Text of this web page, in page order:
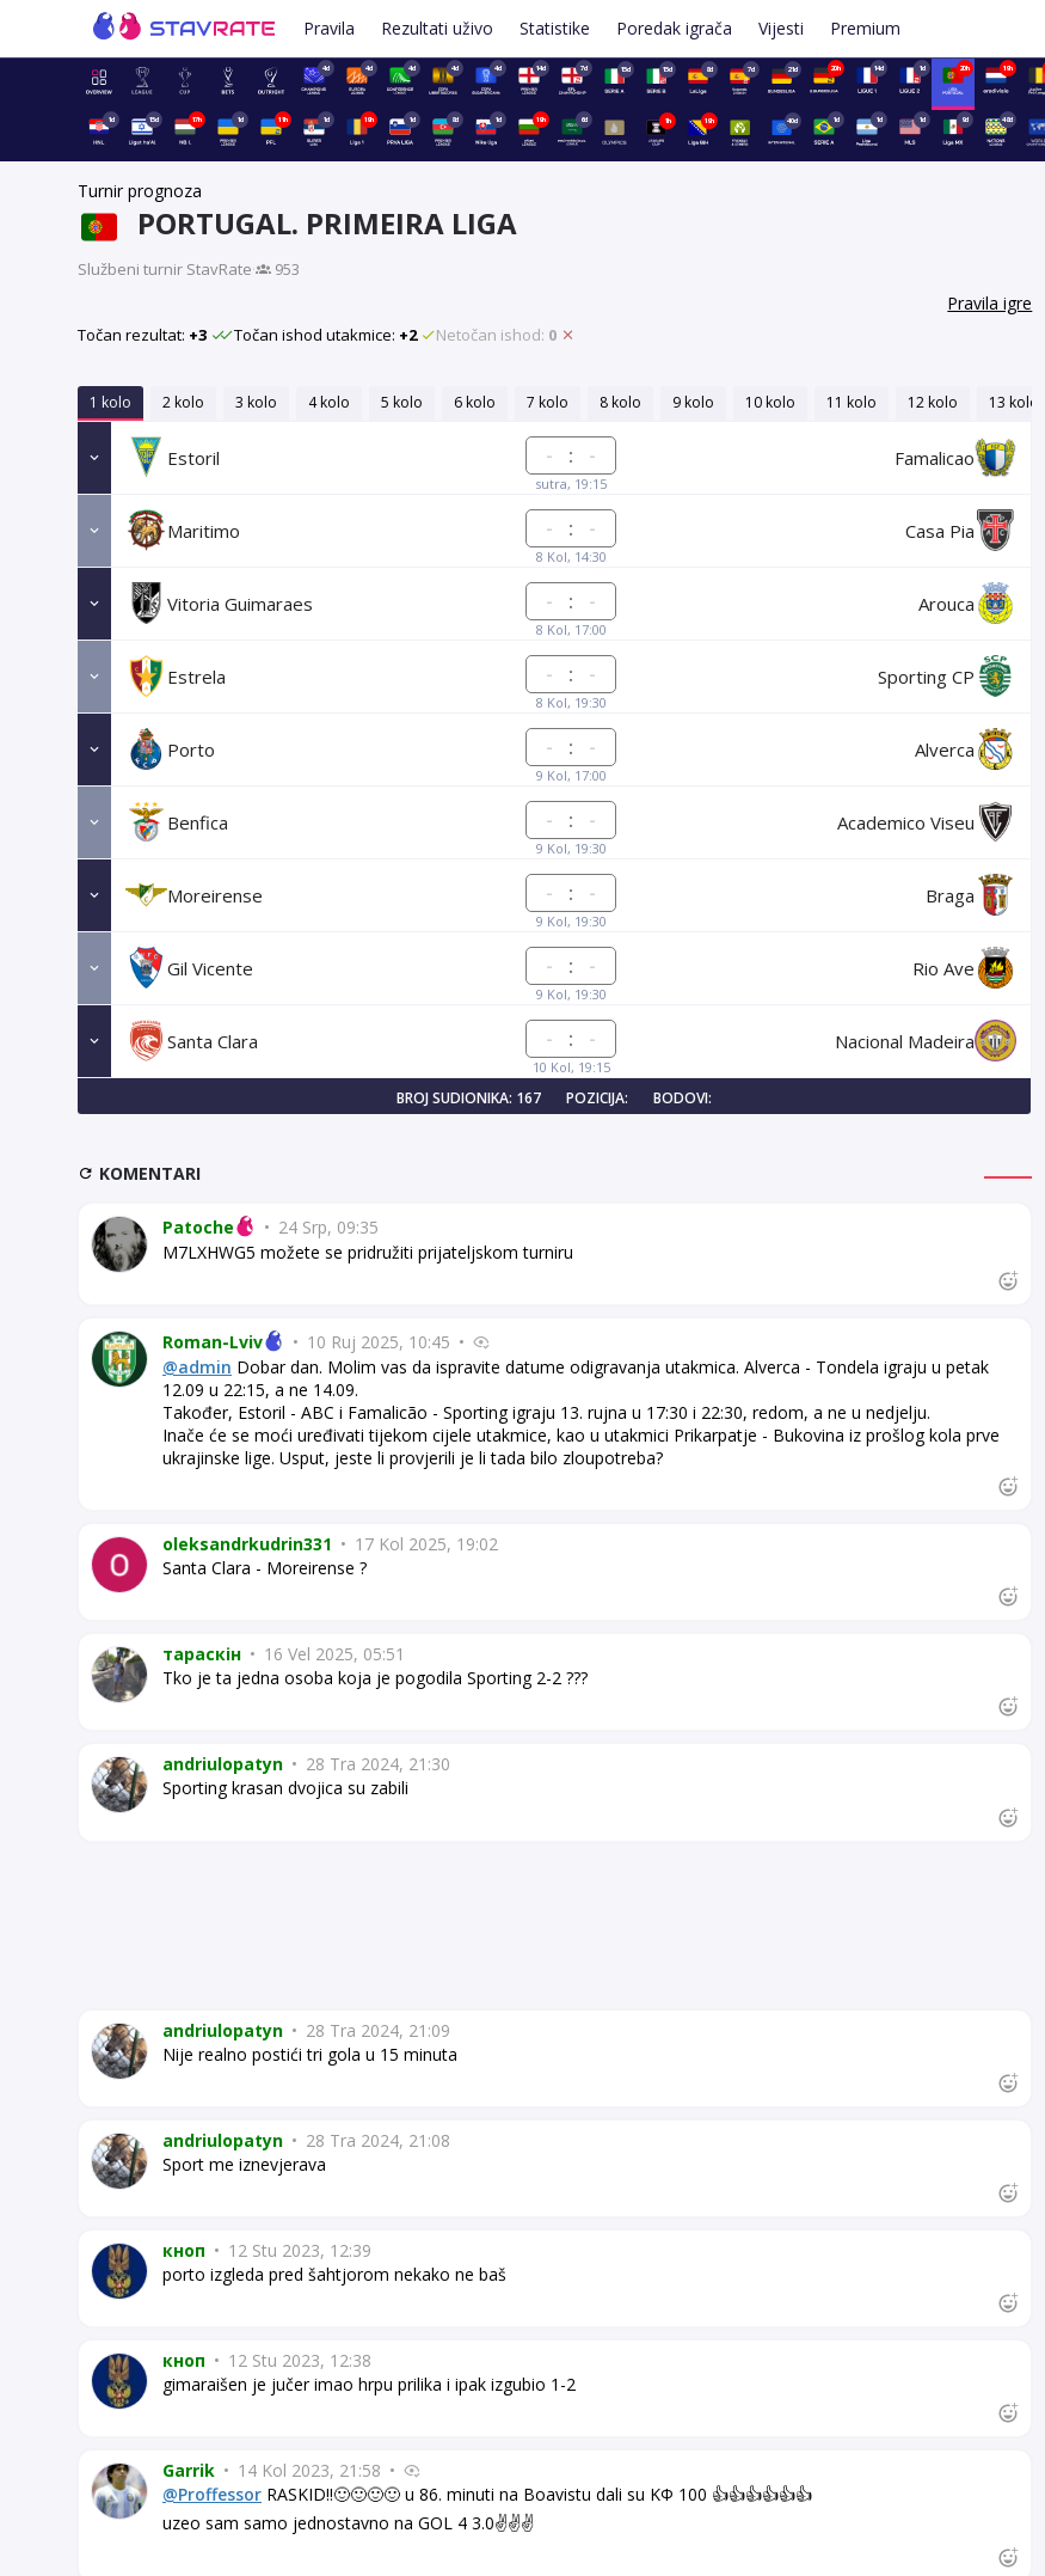
Pravila Rezultati uživo Statistike Poredak igrača Vijesti Premium
4d 4d 4d 4d 4d 14d 7d 15d 15d 8d 7d 21d 20h 14d 1d 20h 19h
1d 15d 17h 1d 11h 1d 19h 1d 8d 1d 19h 6d 1h 19h 40d 1d 1d 1d 9d 48d
Turnir prognoza
PORTUGAL. PRIMEIRA LIGA
Službeni turnir StavRate· 953
Pravila igre
Točan rezultat: +3 Točan ishod utakmice: +2 Netočan ishod: 0
1 kolo 2 kolo 3 kolo 4 kolo 5 kolo 6 kolo 7 kolo 8 kolo 9 kolo 10 kolo 11 kolo 12 kolo 13 kolo
Estoril :
sutra, 19:15
Famalicao
Maritimo :
8 Kol, 14:30
Casa Pia
Vitoria Guimaraes :
8 Kol, 17:00
Arouca
Estrela :
8 Kol, 19:30
Sporting CP
Porto :
9 Kol, 17:00
Alverca
Benfica :
9 Kol, 19:30
Academico Viseu
Moreirense :
9 Kol, 19:30
Braga
Gil Vicente :
9 Kol, 19:30
Rio Ave
Santa Clara :
10 Kol, 19:15
Nacional Madeira
BROJ SUDIONIKA: 167 POZICIJA: BODOVI:
KOMENTARI
Patoche • 24 Srp, 09:35
M7LXHWG5 možete se pridružiti prijateljskom turniru
Roman-Lviv • 10 Ruj 2025, 10:45 •
@admin Dobar dan. Molim vas da ispravite datume odigravanja utakmica. Alverca - Tondela igraju u petak
12.09 u 22:15, a ne 14.09.
Također, Estoril - ABC i Famalicão - Sporting igraju 13. rujna u 17:30 i 22:30, redom, a ne u nedjelju.
Inače će se moći uređivati tijekom cijele utakmice, kao u utakmici Prikarpatje - Bukovina iz prošlog kola prve
ukrajinske lige. Usput, jeste li provjerili je li tada bilo zloupotreba?
oleksandrkudrin331 • 17 Kol 2025, 19:02
Santa Clara - Moreirense ?
тараскін • 16 Vel 2025, 05:51
Tko je ta jedna osoba koja je pogodila Sporting 2-2 ???
andriulopatyn • 28 Tra 2024, 21:30
Sporting krasan dvojica su zabili
andriulopatyn • 28 Tra 2024, 21:09
Nije realno postići tri gola u 15 minuta
andriulopatyn • 28 Tra 2024, 21:08
Sport me iznevjerava
кноп • 12 Stu 2023, 12:39
porto izgleda pred šahtjorom nekako ne baš
кноп • 12 Stu 2023, 12:38
gimaraišen je jučer imao hrpu prilika i ipak izgubio 1-2
Garrik • 14 Kol 2023, 21:58 •
@Proffessor RASKID!!🙂🙂🙂🙂 u 86. minuti na Boavistu dali su KФ 100 👍👍👍👍👍👍
uzeo sam samo jednostavno na GOL 4 3.0✌️✌️✌️